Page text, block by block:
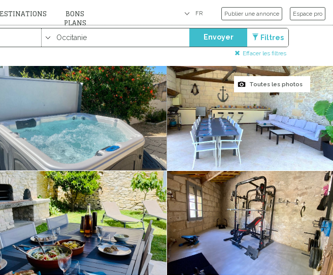
BONS
PLANS
Publier une annonce Espace pro
Envoyer Filtres
Effacer les filtres
Toutes les photos